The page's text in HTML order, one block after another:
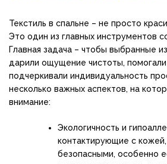
Текстиль в спальне – не просто
Это один из главных инструментов
Главная задача – чтобы выбранные
дарили ощущение чистоты, помогали
подчеркивали индивидуальность
несколько важных аспектов, на
внимание:
Экологичность и
контактирующие с
безопасными, особенно